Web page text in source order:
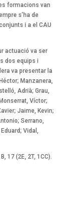
formacions van
s’ha de
i a el CAU
actuació va ser
dos equips i
va presentar la
Manzanera,
Adrià; Grau,
Víctor;
Jaime, Kevin;
Serrano,
Vidal,
17 (2E, 2T, 1CC).